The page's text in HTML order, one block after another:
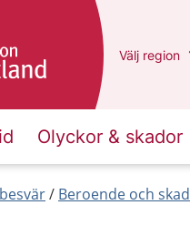
Du har valt
Välj en
region
Olyckor & skador
Beroende och